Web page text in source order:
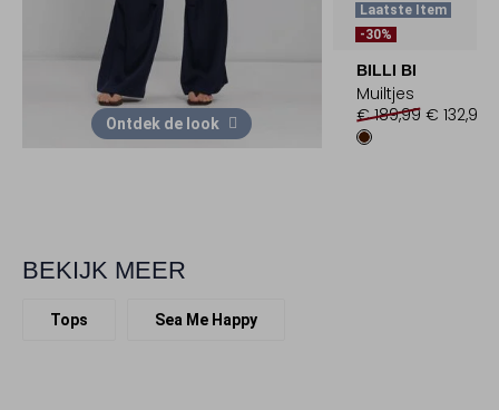
Ontdek de look
Laatste Item
-30%
BILLI BI
Muiltjes
€ 189,99 € 132,99
BEKIJK MEER
Tops Sea Me Happy